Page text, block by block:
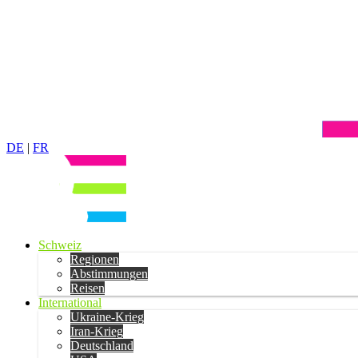
DE | FR
Schweiz
Regionen
Abstimmungen
Reisen
International
Ukraine-Krieg
Iran-Krieg
Deutschland